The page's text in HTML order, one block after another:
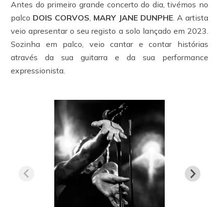
Antes do primeiro grande concerto do dia, tivémos no
palco DOIS CORVOS, MARY JANE DUNPHE. A artista
veio apresentar o seu registo a solo lançado em 2023.
Sozinha em palco, veio cantar e contar histórias
através da sua guitarra e da sua performance
expressionista.